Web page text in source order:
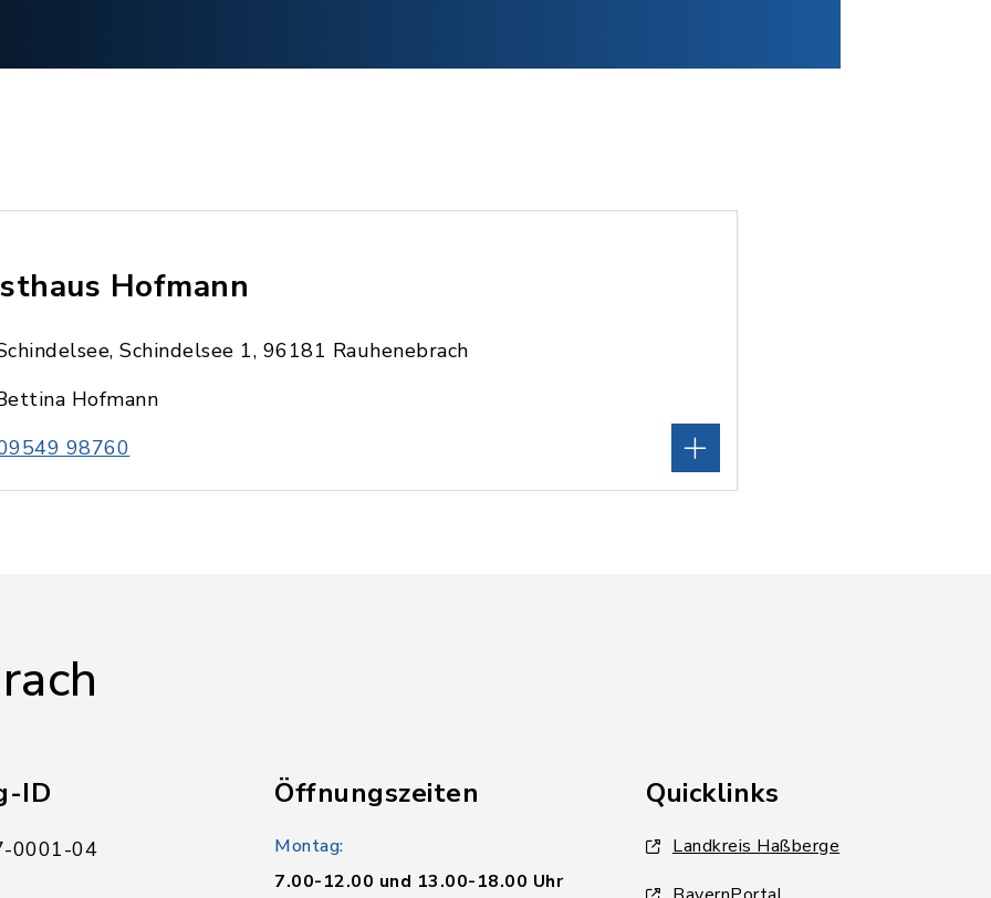
Hofmann
Schindelsee 1, 96181 Rauhenebrach
Hofmann
98760
ID
0001-04
Öffnungszeiten
Montag:
7.00-12.00 und 13.00-18.00 Uhr
Quicklinks
Landkreis Haßberge